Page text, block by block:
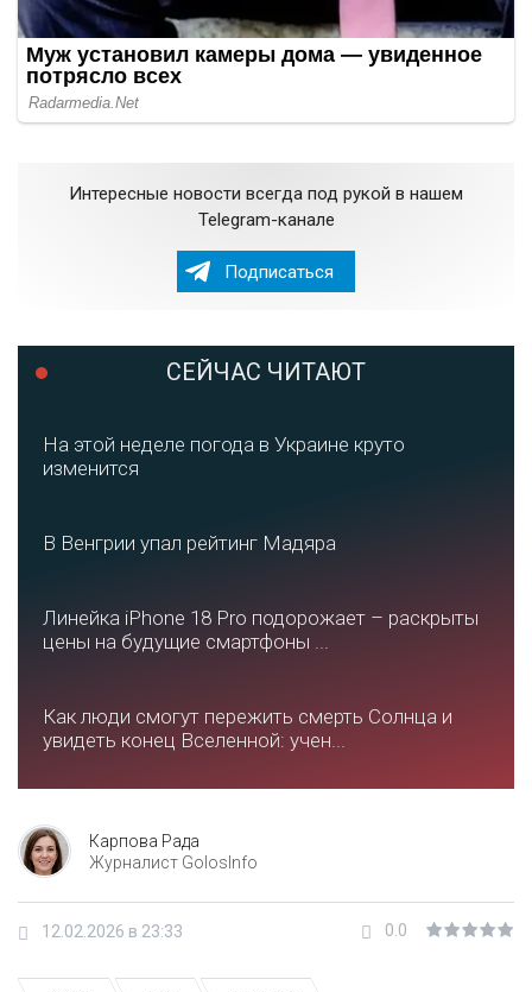
Интересные новости всегда под рукой в нашем
Telegram-канале
Подписаться
СЕЙЧАС ЧИТАЮТ
На этой неделе погода в Украине круто
изменится
В Венгрии упал рейтинг Мадяра
Линейка iPhone 18 Pro подорожает – раскрыты
цены на будущие смартфоны ...
Как люди смогут пережить смерть Солнца и
увидеть конец Вселенной: учен...
Карпова Рада
Журналист GolosInfo
12.02.2026 в 23:33 0.0